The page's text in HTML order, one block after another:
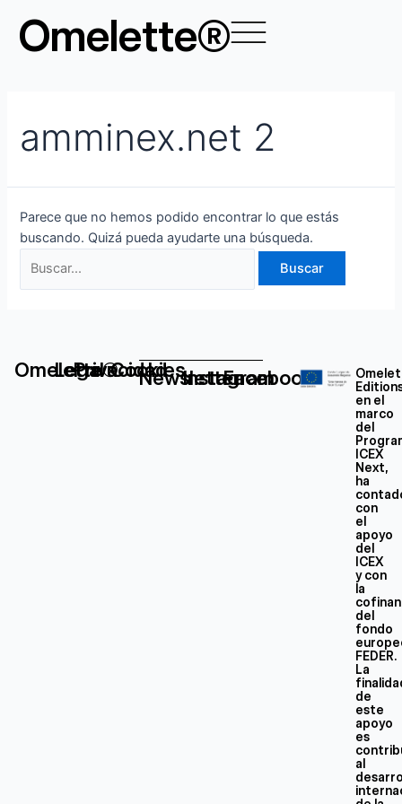
contenido
Omelette®
amminex.net 2
Parece que no hemos podido encontrar lo que estás
buscando. Quizá pueda ayudarte una búsqueda.
por:
Omelette®
Legal
Privacidad
Cookies
Newsletter
Instagram
Facebook
en el
marco
del
ICEX
Next,
ha
con
el
apoyo
del
ICEX
y con
la
del
fondo
FEDER.
La
de
este
apoyo
es
al